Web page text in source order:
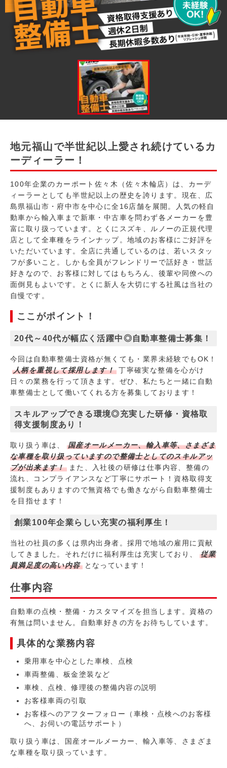
地元福山で半世紀以上愛され続けているカ
ーディーラー！
100年企業のカーポート佐々木（佐々木輪店）は、カーデ
ィーラーとしても半世紀以上の歴史を誇ります。現在、広
島県福山市・府中市を中心に全16店舗を展開。人気の軽自
動車から輸入車まで新車・中古車を問わず各メーカーを豊
富に取り扱っています。とくにスズキ、ルノーの正規代理
店として全車種をラインナップ。地域のお客様にご好評を
いただいています。全店に共通しているのは、若いスタッ
フが多いこと。しかも全員がフレンドリーで話好き・世話
好きなので、お客様に対してはもちろん、後輩や同僚への
面倒見もよいです。とくに新人を大切にする社風は当社の
自慢です。
ここがポイント！
20代～40代が幅広く活躍中◎自動車整備士募集！
今回は自動車整備士資格が無くても・業界未経験でもOK！
人柄を重視して採用します！ 丁寧確実な整備を心がけ
日々の業務を行って頂きます。ぜひ、私たちと一緒に自動
車整備士として働いてくれる方を募集しております！
スキルアップできる環境◎充実した研修・資格取
得支援制度あり！
取り扱う車は、
国産オールメーカー、輸入車等、さまざま
な車種を取り扱っていますので整備士としてのスキルアッ
プが出来ます！
また、入社後の研修は仕事内容、整備の
流れ、コンプライアンスなど丁寧にサポート！資格取得支
援制度もありますので無資格でも働きながら自動車整備士
を目指せます！
創業100年企業らしい充実の福利厚生！
当社の社員の多くは県内出身者。採用で地域の雇用に貢献
してきました。それだけに福利厚生は充実しており、
従業
員満足度の高い内容
となっています！
仕事内容
自動車の点検・整備・カスタマイズを担当します。資格の
有無は問いません。自動車好きの方をお待ちしています。
具体的な業務内容
乗用車を中心とした車検、点検
車両整備、板金塗装など
車検、点検、修理後の整備内容の説明
お客様車両の引取
お客様へのアフターフォロー（車検・点検へのお客様
へ、お伺いの電話サポート）
取り扱う車は、国産オールメーカー、輸入車等、さまざま
な車種を取り扱っています。